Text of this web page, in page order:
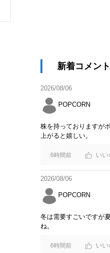
新着コメント
2026/08/06
POPCORN
株を持っておりますが
上がると嬉しい。
6時間前
2026/08/06
POPCORN
冬は需要すごいですが
ね。
6時間前